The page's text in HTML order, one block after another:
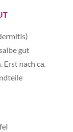
gut
nach ca.